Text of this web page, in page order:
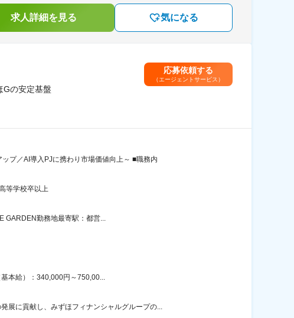
求人詳細を見る 気になる
Gの安定基盤
応募依頼する
（エージェントサービス）
プ／AI導入PJに携わり市場価値向上～ ■職務内
等学校卒以上
GARDEN勤務地最寄駅：都営...
本給）：340,000円～750,00...
展に貢献し、みずほフィナンシャルグループの...